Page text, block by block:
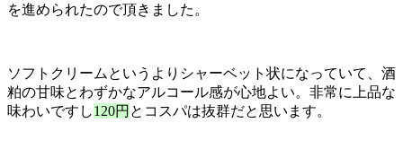
を進められたので頂きました。
ソフトクリームというよりシャーベット状になっていて、酒
粕の甘味とわずかなアルコール感が心地よい。非常に上品な
味わいですし120円 とコスパは抜群だと思います。